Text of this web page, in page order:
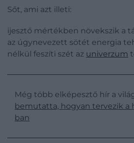
Sőt, ami azt illeti:
ijesztő mértékben növekszik a
az úgynevezett sötét energia
nélkül feszíti szét az univerzum
Még több elképesztő hír a
bemutatta, hogyan tervezik a
ban